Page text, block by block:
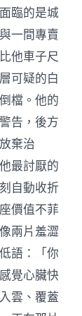
臨的是城
一間專賣
他車子尺
可疑的白
檔。他的
告，後方
棄治
最討厭的
自動收折
價值不菲
兩片羞澀
語：「你
覺心臟快
雲、覆蓋